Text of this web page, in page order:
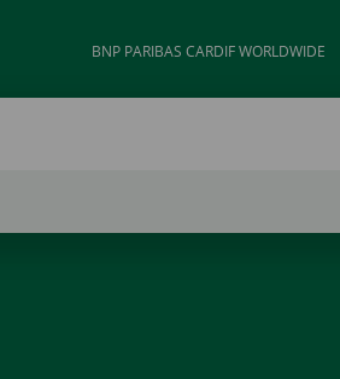
BNP PARIBAS CARDIF WORLDWIDE